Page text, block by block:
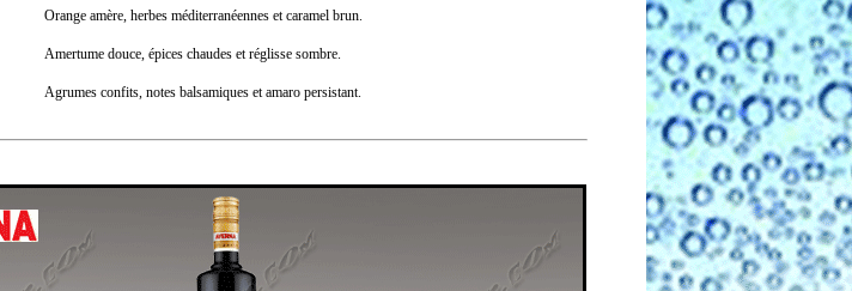
Orange amère, herbes méditerranéennes et caramel brun.
Amertume douce, épices chaudes et réglisse sombre.
Agrumes confits, notes balsamiques et amaro persistant.